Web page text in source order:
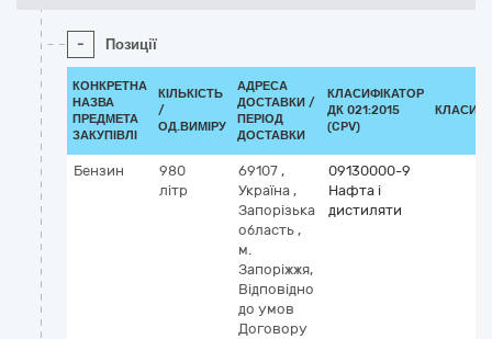
- Позиції
КОНКРЕТНА
НАЗВА
ПРЕДМЕТА
ЗАКУПІВЛІ
КІЛЬКІСТЬ
/
ОД.ВИМІРУ
АДРЕСА
ДОСТАВКИ /
ПЕРІОД
ДОСТАВКИ
КЛАСИФІКАТОР
ДК 021:2015
(CPV)
Бензин
980
літр
69107 ,
Україна ,
Запорізька
область ,
м.
Запоріжжя,
Відповідно
до умов
Договору
09130000-9
Нафта і
дистиляти